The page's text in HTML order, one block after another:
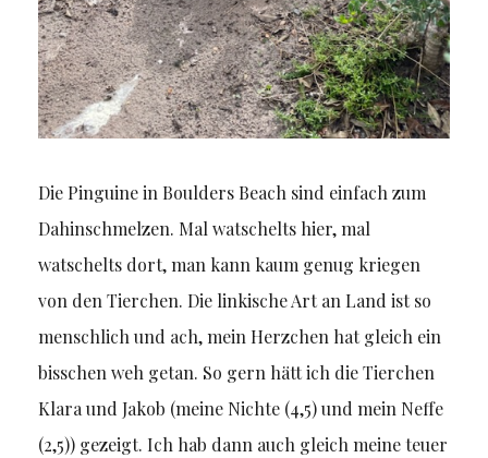
Die Pinguine in Boulders Beach sind einfach zum
Dahinschmelzen. Mal watschelts hier, mal
watschelts dort, man kann kaum genug kriegen
von den Tierchen. Die linkische Art an Land ist so
menschlich und ach, mein Herzchen hat gleich ein
bisschen weh getan. So gern hätt ich die Tierchen
Klara und Jakob (meine Nichte (4,5) und mein Neffe
(2,5)) gezeigt. Ich hab dann auch gleich meine teuer